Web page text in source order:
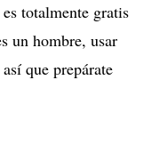
totalmente gratis
un hombre, usar
que prepárate